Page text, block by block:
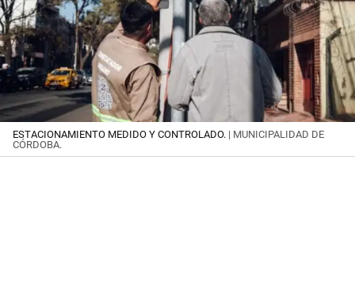
ESTACIONAMIENTO MEDIDO Y CONTROLADO. | MUNICIPALIDAD DE
CÓRDOBA.